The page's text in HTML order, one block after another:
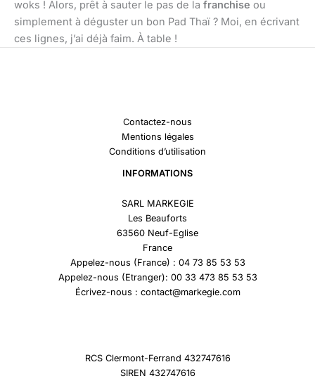
woks ! Alors, prêt à sauter le pas de la franchise ou
simplement à déguster un bon Pad Thaï ? Moi, en écrivant
ces lignes, j’ai déjà faim. À table !
Contactez-nous
Mentions légales
Conditions d’utilisation
INFORMATIONS
SARL MARKEGIE
Les Beauforts
63560 Neuf-Eglise
France
Appelez-nous (France) : 04 73 85 53 53
Appelez-nous (Etranger): 00 33 473 85 53 53
Écrivez-nous : contact@markegie.com
RCS Clermont-Ferrand 432747616
SIREN 432747616